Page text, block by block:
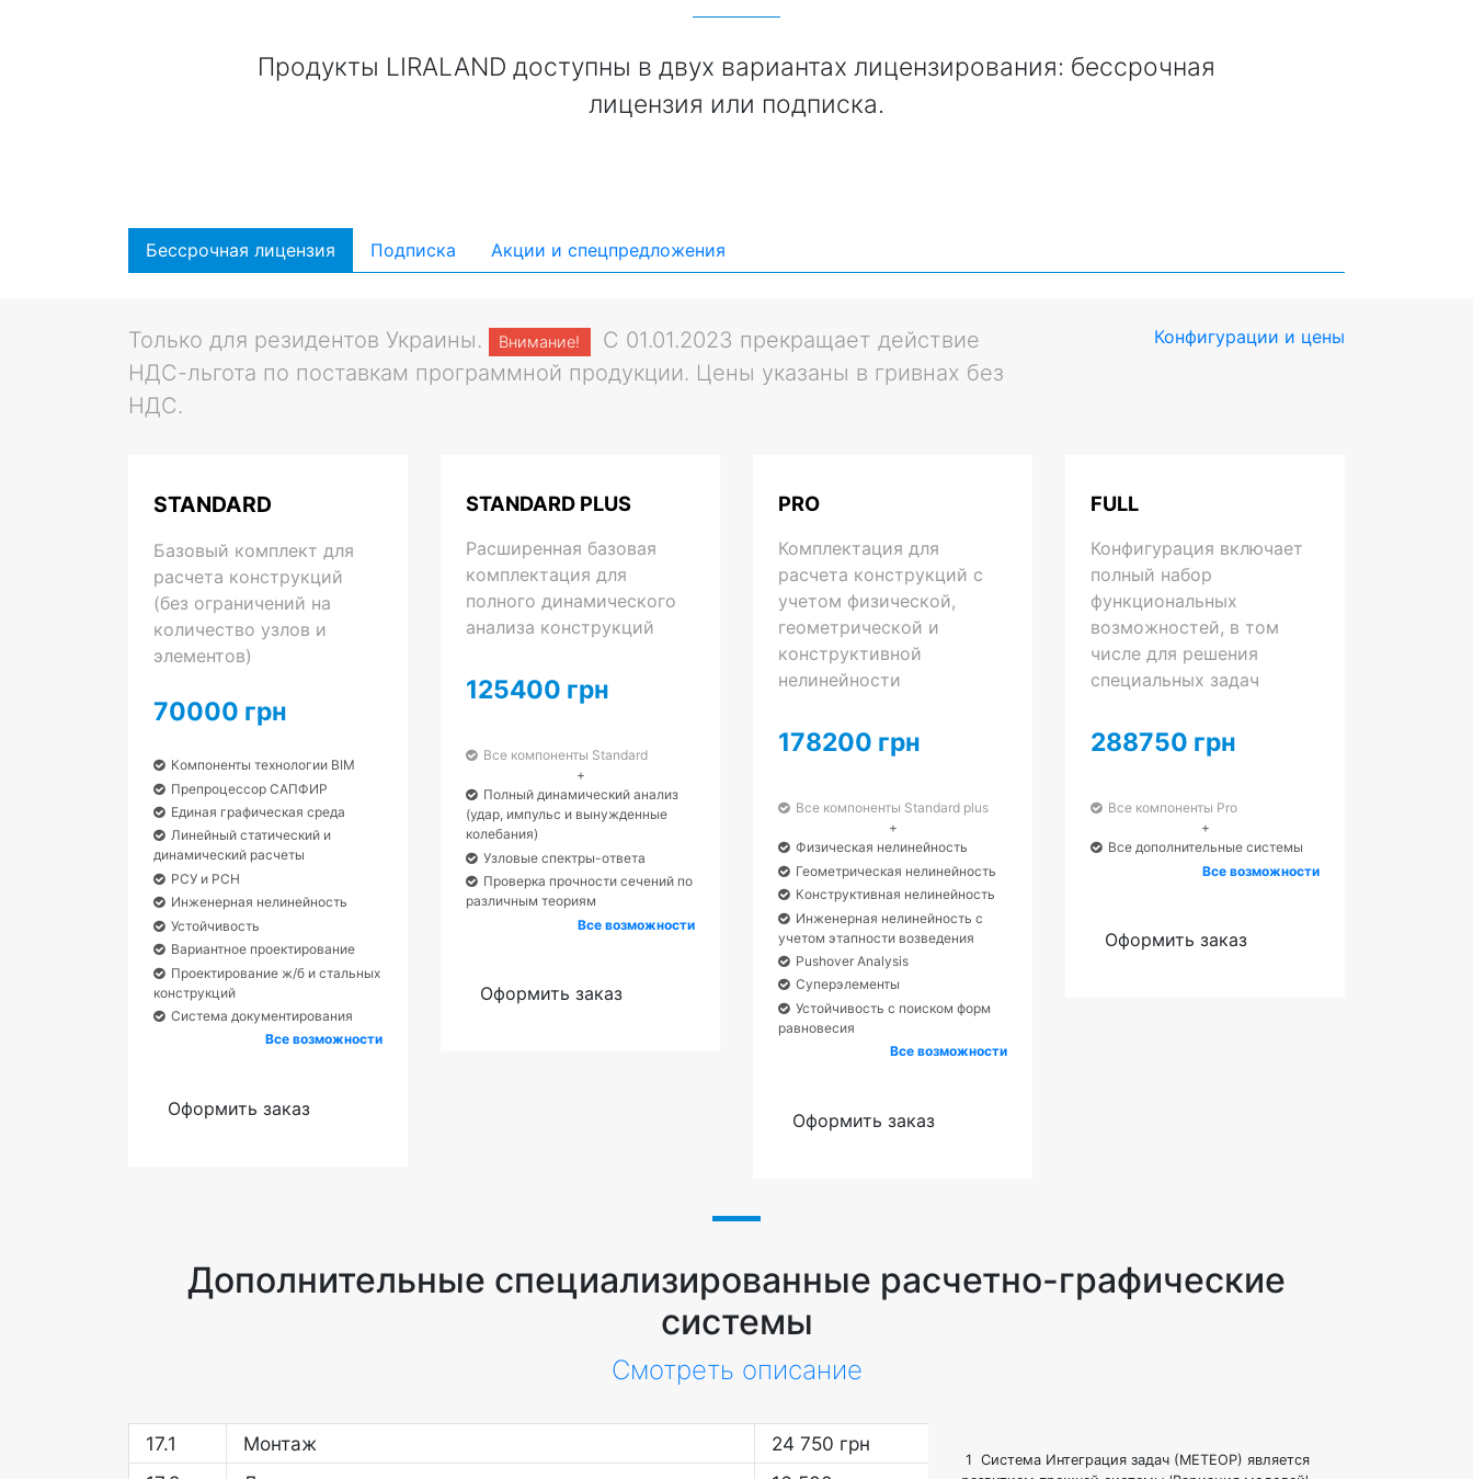
Продукты LIRALAND доступны в двух вариантах лицензирования: бессрочная
лицензия или подписка.
Бессрочная лицензия Подписка Акции и спецпредложения
Только для резидентов Украины. Внимание!
С 01.01.2023 прекращает действие
НДС-льгота по поставкам программной продукции. Цены указаны в гривнах без
НДС.
Конфигурации и цены
STANDARD
Базовый комплект для
расчета конструкций
(без ограничений на
количество узлов и
элементов)
70000 грн
Компоненты технологии BIM
Препроцессор САПФИР
Единая графическая среда
Линейный статический и
динамический расчеты
РСУ и РСН
Инженерная нелинейность
Устойчивость
Вариантное проектирование
Проектирование ж/б и стальных
конструкций
Система документирования
Все возможности
Оформить заказ
STANDARD PLUS
Расширенная базовая
комплектация для
полного динамического
анализа конструкций
125400 грн
Все компоненты Standard
+
Полный динамический анализ
(удар, импульс и вынужденные
колебания)
Узловые спектры-ответа
Проверка прочности сечений по
различным теориям
Все возможности
Оформить заказ
PRO
Комплектация для
расчета конструкций с
учетом физической,
геометрической и
конструктивной
нелинейности
178200 грн
Все компоненты Standard plus
+
Физическая нелинейность
Геометрическая нелинейность
Конструктивная нелинейность
Инженерная нелинейность с
учетом этапности возведения
Pushover Analysis
Суперэлементы
Устойчивость с поиском форм
равновесия
Все возможности
Оформить заказ
FULL
Конфигурация включает
полный набор
функциональных
возможностей, в том
числе для решения
специальных задач
288750 грн
Все компоненты Pro
+
Все дополнительные системы
Все возможности
Оформить заказ
Дополнительные специализированные расчетно-графические
системы
Смотреть описание
17. Монтаж
24 750 грн
1 Система Интеграция задач (МЕТЕОР) является